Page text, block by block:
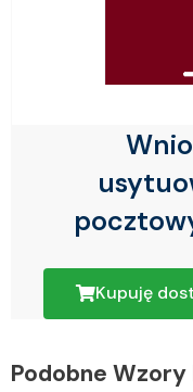
Kupuję
Podobne Wzory